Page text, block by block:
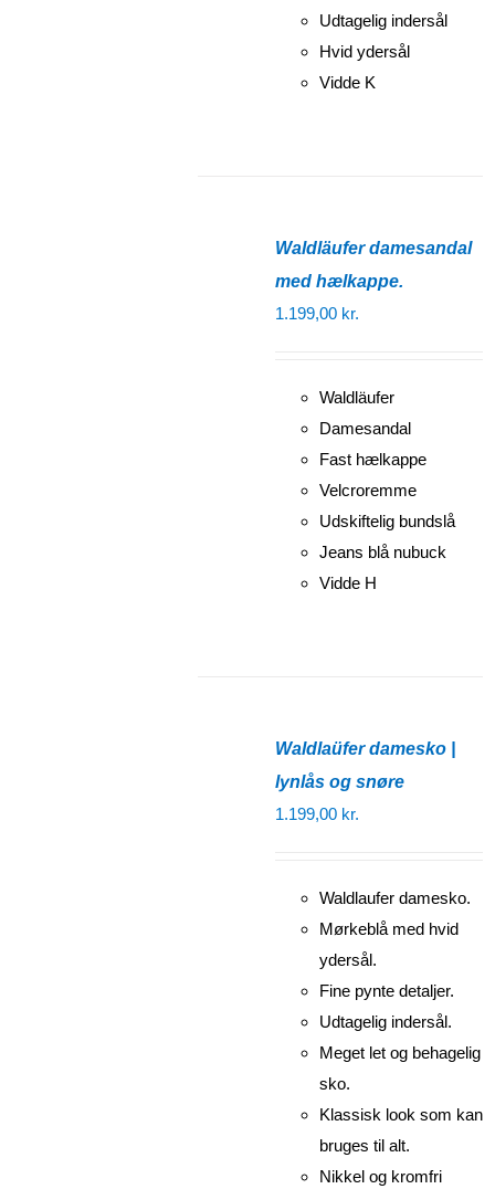
Udtagelig indersål
Hvid ydersål
Vidde K
Waldläufer damesandal
med hælkappe.
1.199,00 kr.
Waldläufer
Damesandal
Fast hælkappe
Velcroremme
Udskiftelig bundslå
Jeans blå nubuck
Vidde H
Waldlaüfer damesko |
lynlås og snøre
1.199,00 kr.
Waldlaufer damesko.
Mørkeblå med hvid
ydersål.
Fine pynte detaljer.
Udtagelig indersål.
Meget let og behagelig
sko.
Klassisk look som kan
bruges til alt.
Nikkel og kromfri